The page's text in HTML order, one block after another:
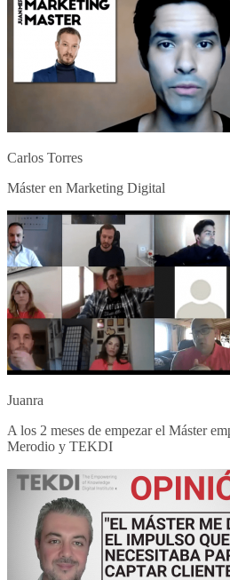
Carlos Torres
Máster en Marketing Digital
Juanra
A los 2 meses de empezar el Máster
Merodio y TEKDI